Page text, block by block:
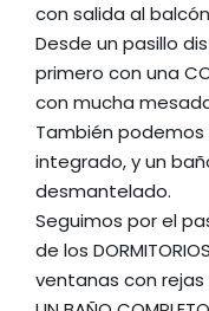
con salida al
Desde un pasillo
primero con una
con mucha
También
integrado, y un
desmantelado.
Seguimos por el
de los
ventanas con rejas